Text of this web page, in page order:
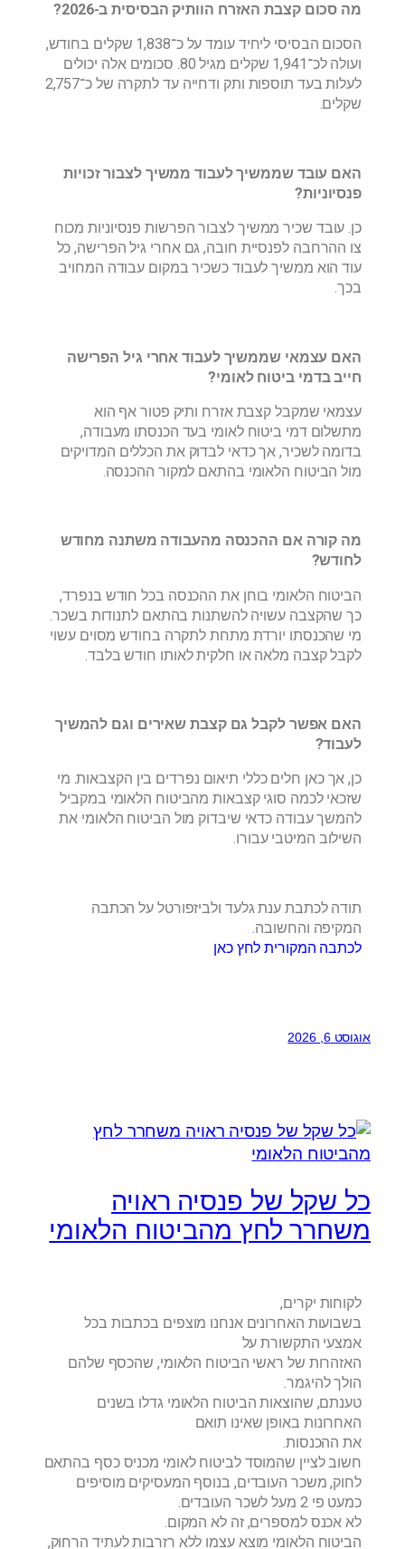
מה סכום קצבת האזרח הוותיק הבסיסית ב-2026?
הסכום הבסיסי ליחיד עומד על כ־1,838 שקלים בחודש,
ועולה לכ־1,941 שקלים מגיל 80. סכומים אלה יכולים
לעלות בעד תוספות ותק ודחייה עד לתקרה של כ־2,757
שקלים.
האם עובד שממשיך לעבוד ממשיך לצבור זכויות
פנסיוניות?
כן. עובד שכיר ממשיך לצבור הפרשות פנסיוניות מכוח
צו ההרחבה לפנסיית חובה, גם אחרי גיל הפרישה, כל
עוד הוא ממשיך לעבוד כשכיר במקום עבודה המחויב
בכך.
האם עצמאי שממשיך לעבוד אחרי גיל הפרישה
חייב בדמי ביטוח לאומי?
עצמאי שמקבל קצבת אזרח ותיק פטור אף הוא
מתשלום דמי ביטוח לאומי בעד הכנסתו מעבודה,
בדומה לשכיר, אך כדאי לבדוק את הכללים המדויקים
מול הביטוח הלאומי בהתאם למקור ההכנסה.
מה קורה אם ההכנסה מהעבודה משתנה מחודש
לחודש?
הביטוח הלאומי בוחן את ההכנסה בכל חודש בנפרד,
כך שהקצבה עשויה להשתנות בהתאם לתנודות בשכר.
מי שהכנסתו יורדת מתחת לתקרה בחודש מסוים עשוי
לקבל קצבה מלאה או חלקית לאותו חודש בלבד.
האם אפשר לקבל גם קצבת שאירים וגם להמשיך
לעבוד?
כן, אך כאן חלים כללי תיאום נפרדים בין הקצבאות. מי
שזכאי לכמה סוגי קצבאות מהביטוח הלאומי במקביל
להמשך עבודה כדאי שיבדוק מול הביטוח הלאומי את
השילוב המיטבי עבורו.
תודה לכתבת ענת גלעד ולביזפורטל על הכתבה
המקיפה והחשובה.
לכתבה המקורית לחץ כאן
אוגוסט 6, 2026
כל שקל של פנסיה ראויה
משחרר לחץ מהביטוח הלאומי
לקוחות יקרים,
בשבועות האחרונים אנחנו מוצפים בכתבות בכל
אמצעי התקשורת על
האזהרות של ראשי הביטוח הלאומי, שהכסף שלהם
הולך להיגמר.
טענתם, שהוצאות הביטוח הלאומי גדלו בשנים
האחרונות באופן שאינו תואם
את ההכנסות.
חשוב לציין שהמוסד לביטוח לאומי מכניס כסף בהתאם
לחוק, משכר העובדים, בנוסף המעסיקים מוסיפים
כמעט פי 2 מעל לשכר העובדים.
לא אכנס למספרים, זה לא המקום.
הביטוח הלאומי מוצא עצמו ללא רזרבות לעתיד הרחוק,